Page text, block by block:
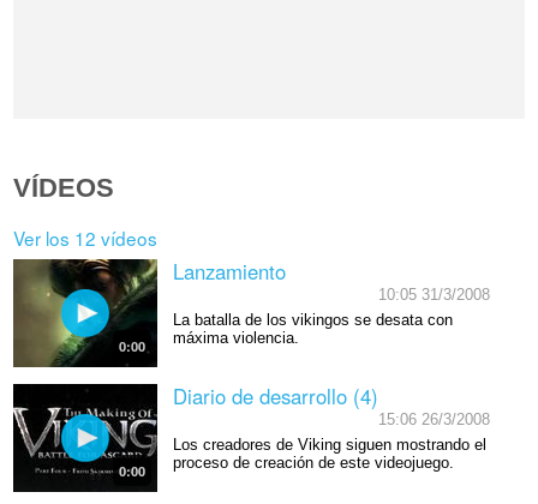
VÍDEOS
Ver los 12 vídeos
0:00
Lanzamiento
10:05 31/3/2008
La batalla de los vikingos se desata con
máxima violencia.
0:00
Diario de desarrollo (4)
15:06 26/3/2008
Los creadores de Viking siguen mostrando el
proceso de creación de este videojuego.